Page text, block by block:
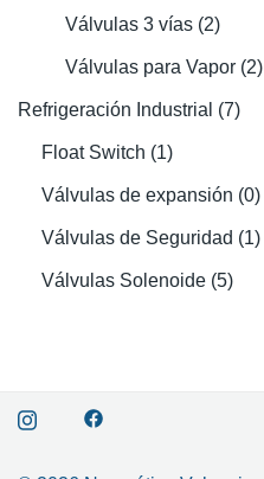
Válvulas 3 vías (2)
Válvulas para Vapor (2)
Refrigeración Industrial (7)
Float Switch (1)
Válvulas de expansión (0)
Válvulas de Seguridad (1)
Válvulas Solenoide (5)